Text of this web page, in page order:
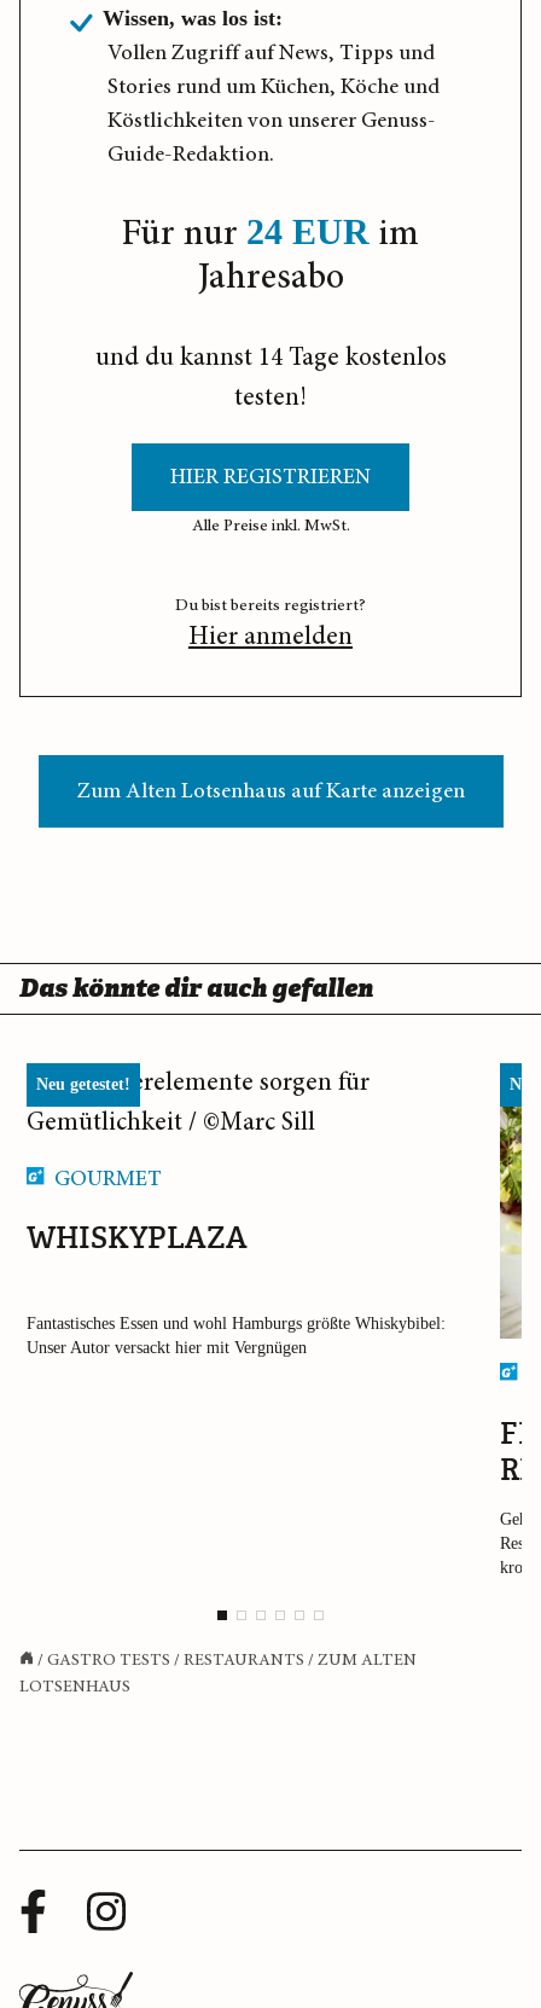
Wissen, was los ist:
Vollen Zugriff auf News, Tipps und
Stories rund um Küchen, Köche und
Köstlichkeiten von unserer Genuss-
Guide-Redaktion.
Für nur 24 EUR im
Jahresabo
und du kannst 14 Tage kostenlos
testen!
HIER REGISTRIEREN
Alle Preise inkl. MwSt.
Du bist bereits registriert?
Hier anmelden
Zum Alten Lotsenhaus auf Karte anzeigen
Das könnte dir auch gefallen
Neu getestet!
GOURMET
WHISKYPLAZA
Fantastisches Essen und wohl Hamburgs größte Whiskybibel:
Unser Autor versackt hier mit Vergnügen
Geht
/ GASTRO TESTS / RESTAURANTS / ZUM ALTEN
LOTSENHAUS
Facebook
Profil
Instagram
Zurück